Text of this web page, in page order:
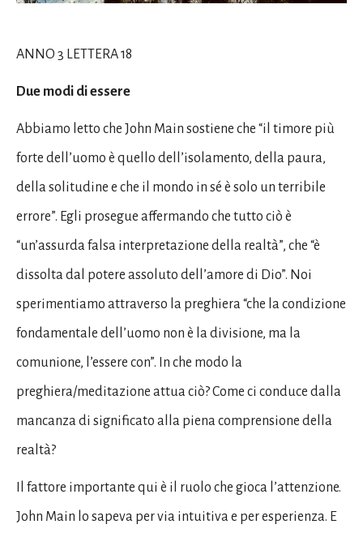
ANNO 3 LETTERA 18
Due modi di essere
Abbiamo letto che John Main sostiene che “il timore più
forte dell’uomo è quello dell’isolamento, della paura,
della solitudine e che il mondo in sé è solo un terribile
errore”. Egli prosegue affermando che tutto ciò è
“un’assurda falsa interpretazione della realtà”, che “è
dissolta dal potere assoluto dell’amore di Dio”. Noi
sperimentiamo attraverso la preghiera “che la condizione
fondamentale dell’uomo non è la divisione, ma la
comunione, l’essere con”. In che modo la
preghiera/meditazione attua ciò? Come ci conduce dalla
mancanza di significato alla piena comprensione della
realtà?
Il fattore importante qui è il ruolo che gioca l’attenzione.
John Main lo sapeva per via intuitiva e per esperienza. E